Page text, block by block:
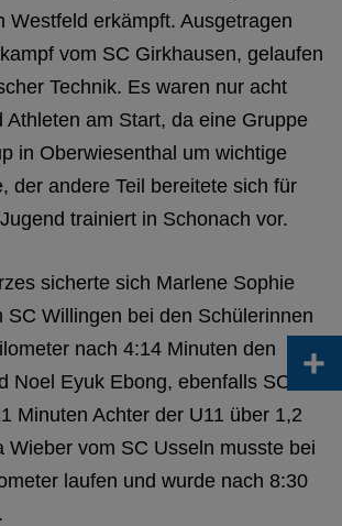
Westfeld erkämpft. Ausgetragen
vom SC Girkhausen, gelaufen
Technik. Es waren nur acht
Athleten am Start, da eine Gruppe
in Oberwiesenthal um wichtige
der andere Teil bereitete sich für
trainiert in Schonach vor.
sicherte sich Marlene Sophie
SC Willingen bei den Schülerinnen
nach 4:14 Minuten den
Noel Eyuk Ebong, ebenfalls SCW,
Minuten Achter der U11 über 1,2
Wieber vom SC Usseln musste bei
laufen und wurde nach 8:30
+